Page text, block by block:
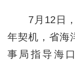
7月12日，
年契机，省海
事局指导海